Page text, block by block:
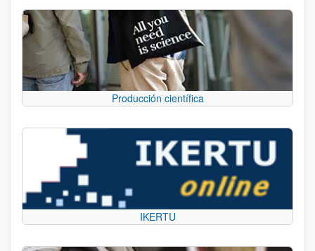
Producción científica
IKERTU